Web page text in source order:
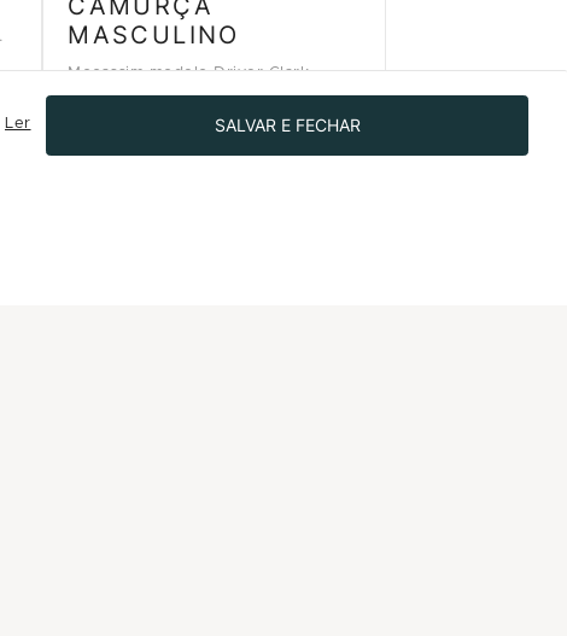
CAMURÇA
MASCULINO
Mocassim modelo Driver Clark,
couro camurça azul marinho da loja
Ler
SALVAR E FECHAR